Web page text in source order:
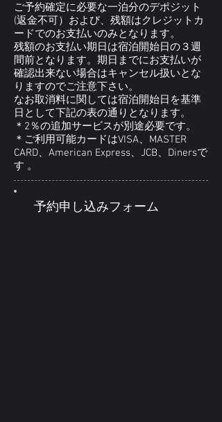
ご予約確定に必要な一泊分のデポジット
(返金不可）および、残額はクレジットカ
ードでのお支払いのみとなります。
残額のお支払い期日は宿泊開始日の３週
間前となります。期日までにお支払いが
確認出来ない場合はキャンセル扱いとな
りますのでご注意下さい。
なお取消料に関しては宿泊開始日を基準
日として下記の表の通りとなります。
＊2％の追加サービスが別途必要です。
＊ご利用可能カードはVISA、MASTER
CARD、American Express、JCB、Dinersで
す 。
予約申し込みフォーム